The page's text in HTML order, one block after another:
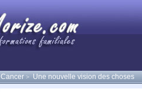
Cancer > Une nouvelle vision des choses